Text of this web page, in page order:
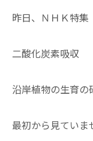
昨日、ＮＨＫ特集
二酸化炭素吸収
沿岸植物の生育の
最初から見ていま